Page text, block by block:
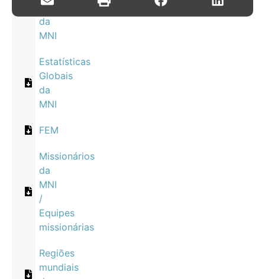
missão
da
MNI
Estatísticas
Globais
da
MNI
FEM
Missionários
da
MNI
/
Equipes
missionárias
Regiões
mundiais